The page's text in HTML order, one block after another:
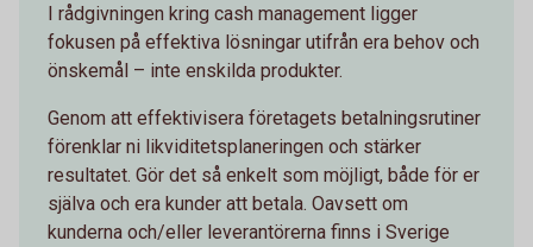
I rådgivningen kring cash management ligger
fokusen på effektiva lösningar utifrån era behov och
önskemål – inte enskilda produkter.
Genom att effektivisera företagets betalningsrutiner
förenklar ni likviditetsplaneringen och stärker
resultatet. Gör det så enkelt som möjligt, både för er
själva och era kunder att betala. Oavsett om
kunderna och/eller leverantörerna finns i Sverige